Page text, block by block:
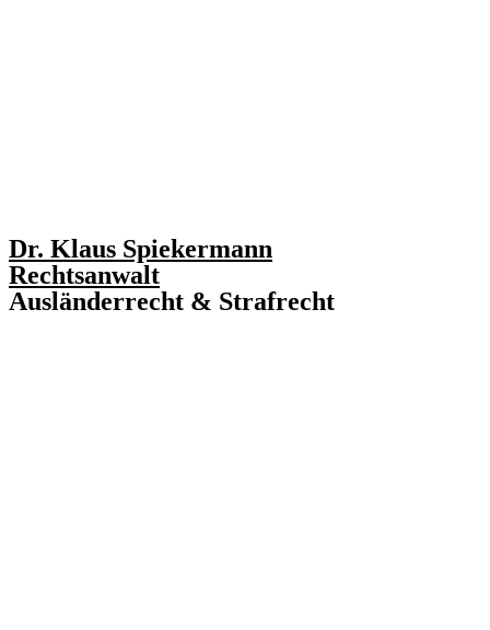
Dr. Klaus Spiekermann
Rechtsanwalt
Ausländerrecht & Strafrecht